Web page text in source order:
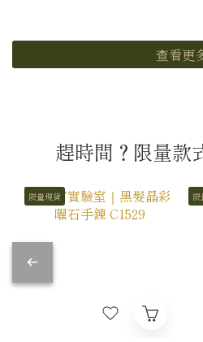
查看更
趕時間？限量款
限量現貨 限